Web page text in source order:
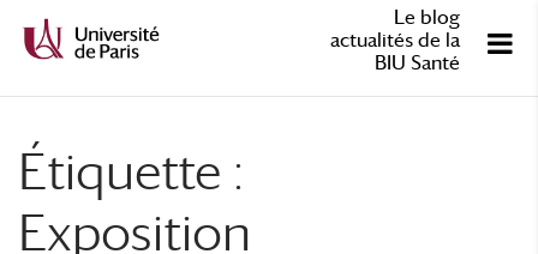
Le blog
actualités de la
BIU Santé
Étiquette :
Exposition